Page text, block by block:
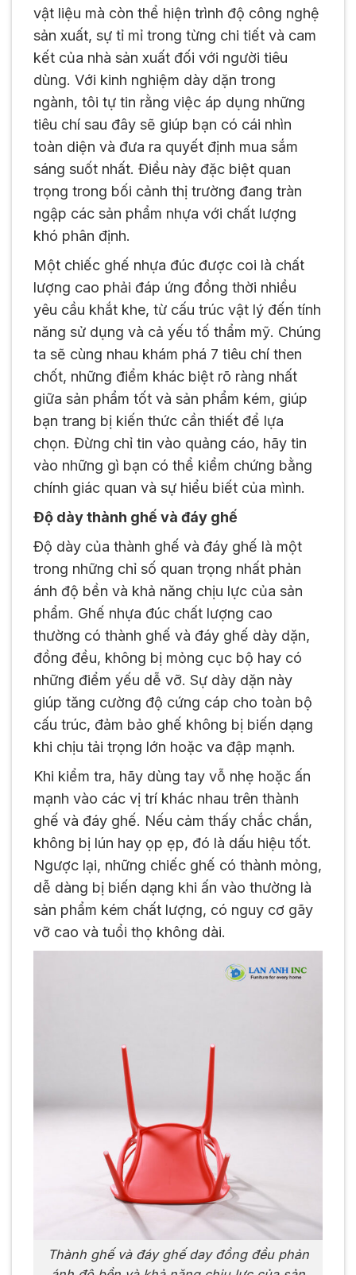
vật liệu mà còn thể hiện trình độ công nghệ
sản xuất, sự tỉ mỉ trong từng chi tiết và cam
kết của nhà sản xuất đối với người tiêu
dùng. Với kinh nghiệm dày dặn trong
ngành, tôi tự tin rằng việc áp dụng những
tiêu chí sau đây sẽ giúp bạn có cái nhìn
toàn diện và đưa ra quyết định mua sắm
sáng suốt nhất. Điều này đặc biệt quan
trọng trong bối cảnh thị trường đang tràn
ngập các sản phẩm nhựa với chất lượng
khó phân định.
Một chiếc ghế nhựa đúc được coi là chất
lượng cao phải đáp ứng đồng thời nhiều
yêu cầu khắt khe, từ cấu trúc vật lý đến tính
năng sử dụng và cả yếu tố thẩm mỹ. Chúng
ta sẽ cùng nhau khám phá 7 tiêu chí then
chốt, những điểm khác biệt rõ ràng nhất
giữa sản phẩm tốt và sản phẩm kém, giúp
bạn trang bị kiến thức cần thiết để lựa
chọn. Đừng chỉ tin vào quảng cáo, hãy tin
vào những gì bạn có thể kiểm chứng bằng
chính giác quan và sự hiểu biết của mình.
Độ dày thành ghế và đáy ghế
Độ dày của thành ghế và đáy ghế là một
trong những chỉ số quan trọng nhất phản
ánh độ bền và khả năng chịu lực của sản
phẩm. Ghế nhựa đúc chất lượng cao
thường có thành ghế và đáy ghế dày dặn,
đồng đều, không bị mỏng cục bộ hay có
những điểm yếu dễ vỡ. Sự dày dặn này
giúp tăng cường độ cứng cáp cho toàn bộ
cấu trúc, đảm bảo ghế không bị biến dạng
khi chịu tải trọng lớn hoặc va đập mạnh.
Khi kiểm tra, hãy dùng tay vỗ nhẹ hoặc ấn
mạnh vào các vị trí khác nhau trên thành
ghế và đáy ghế. Nếu cảm thấy chắc chắn,
không bị lún hay ọp ẹp, đó là dấu hiệu tốt.
Ngược lại, những chiếc ghế có thành mỏng,
dễ dàng bị biến dạng khi ấn vào thường là
sản phẩm kém chất lượng, có nguy cơ gãy
vỡ cao và tuổi thọ không dài.
Thành ghế và đáy ghế day đồng đều phản